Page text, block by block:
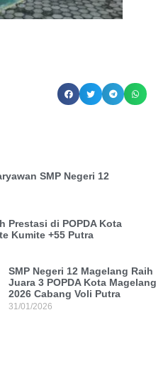
SMP Negeri 12
Prestasi di POPDA Kota
Kumite +55 Putra
SMP Negeri 12 Magelang Raih
Juara 3 POPDA Kota Magelang
2026 Cabang Voli Putra
31/01/2026